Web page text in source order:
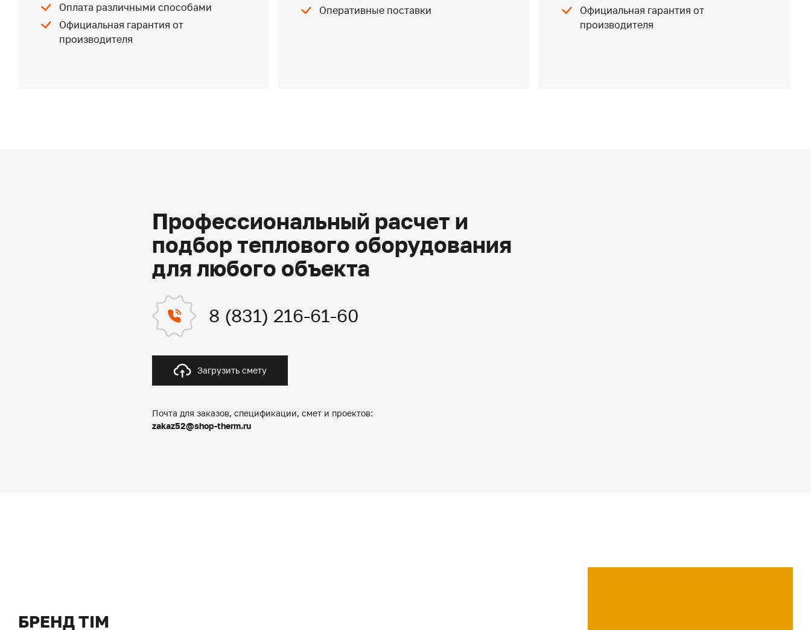
Оплата различными способами
Официальная гарантия от
производителя
Оперативные поставки
Официальная гарантия от
производителя
Профессиональный расчет и
подбор теплового оборудования
для любого объекта
8 (831) 216-61-60
Загрузить смету
Почта для заказов, спецификации, смет и проектов:
zakaz52@shop-therm.ru
БРЕНД TIM